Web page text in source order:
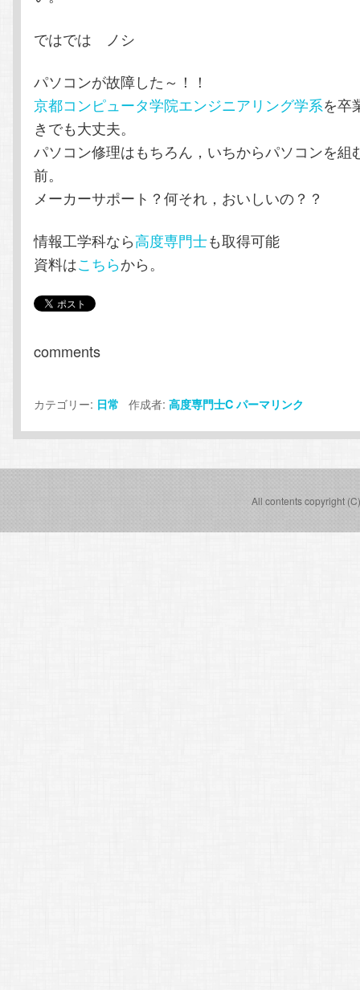
ではでは ノシ
パソコンが故障した～！！
京都コンピュータ学院エンジニアリング学系を卒
きでも大丈夫。
パソコン修理はもちろん，いちからパソコンを組
前。
メーカーサポート？何それ，おいしいの？？
情報工学科なら高度専門士も取得可能
資料はこちらから。
comments
カテゴリー: 日常 作成者:高度専門士C パーマリンク
All contents copyright